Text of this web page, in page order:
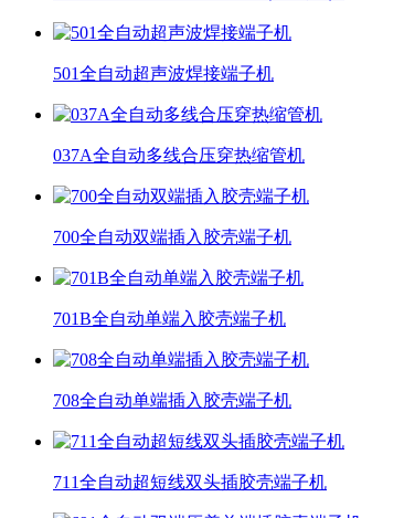
501全自动超声波焊接端子机
037A全自动多线合压穿热缩管机
700全自动双端插入胶壳端子机
701B全自动单端入胶壳端子机
708全自动单端插入胶壳端子机
711全自动超短线双头插胶壳端子机